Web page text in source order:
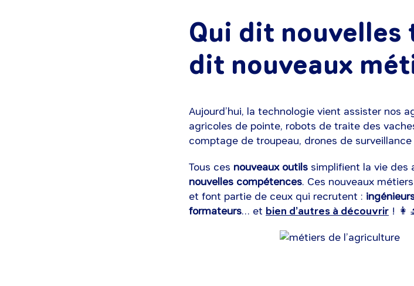
Qui dit nouvelles
dit nouveaux
Aujourd’hui, la technologie vient assister nos
agricoles de pointe, robots de traite des
comptage de troupeau, drones de
Tous ces nouveaux outils simplifient la vie des
nouvelles compétences. Ces nouveaux
et font partie de ceux qui recrutent :
formateurs… et bien d’autres à découvrir !